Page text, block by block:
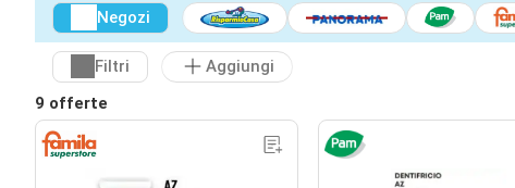
Negozi
Filtri
Aggiungi
9 offerte